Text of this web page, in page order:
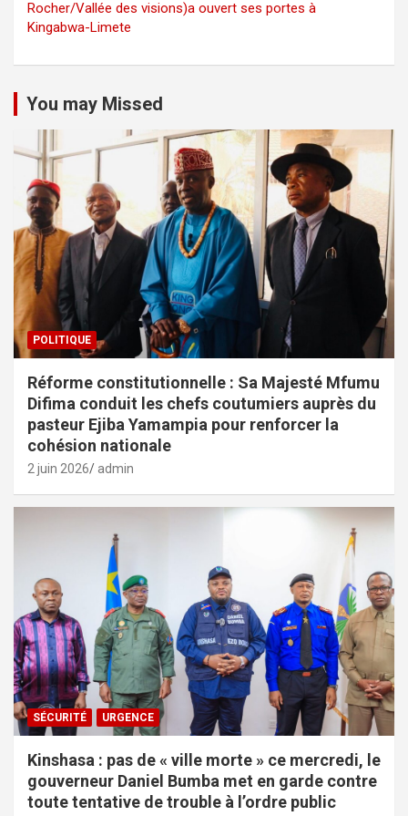
Rocher/Vallée des visions)a ouvert ses portes à
Kingabwa-Limete
You may Missed
POLITIQUE
Réforme constitutionnelle : Sa Majesté Mfumu
Difima conduit les chefs coutumiers auprès du
pasteur Ejiba Yamampia pour renforcer la
cohésion nationale
2 juin 2026 admin
SÉCURITÉ URGENCE
Kinshasa : pas de « ville morte » ce mercredi, le
gouverneur Daniel Bumba met en garde contre
toute tentative de trouble à l’ordre public